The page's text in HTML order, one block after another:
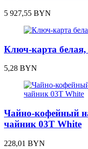
5 927,55 BYN
Ключ-карта
5,28 BYN
Чайно-кофейный
чайник 03Т White
228,01 BYN